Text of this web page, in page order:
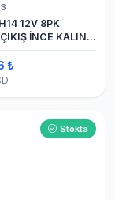
12V 8PK
İNCE KALIN
KLİMA
₺
Stokta